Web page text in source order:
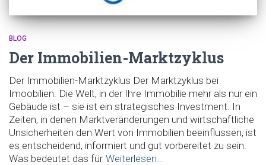
BLOG
Der Immobilien-Marktzyklus
Der Immobilien-Marktzyklus Der Marktzyklus bei
Imoobilien: Die Welt, in der Ihre Immobilie mehr als nur ein
Gebäude ist – sie ist ein strategisches Investment. In
Zeiten, in denen Marktveränderungen und wirtschaftliche
Unsicherheiten den Wert von Immobilien beeinflussen, ist
es entscheidend, informiert und gut vorbereitet zu sein.
Was bedeutet das für Weiterlesen…